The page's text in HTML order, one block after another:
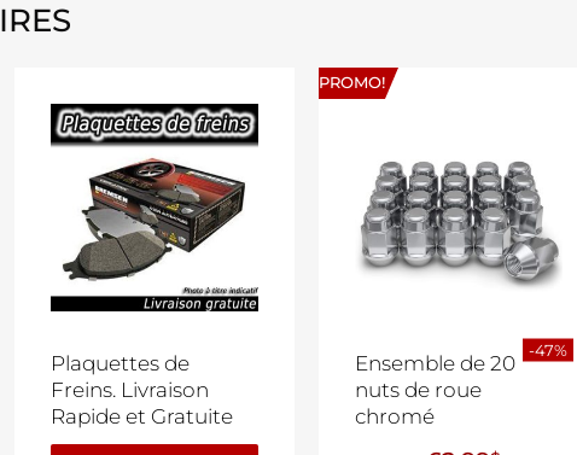
Plaquettes de
Freins. Livraison
Rapide et Gratuite
PROMO!
Ensemble de 20
nuts de roue
chromé
-47%